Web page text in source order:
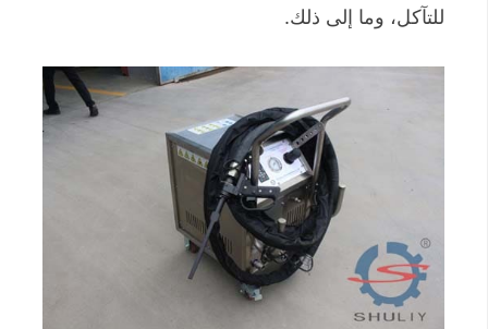
للتآكل، وما إلى ذلك.